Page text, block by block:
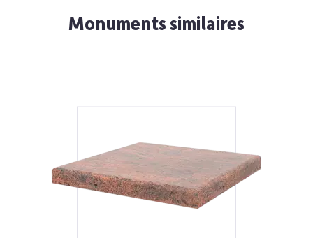
Monuments similaires